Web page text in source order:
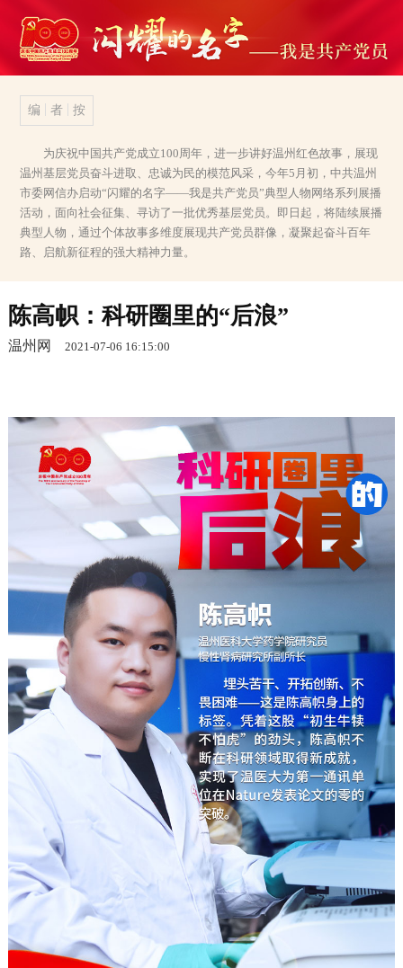
编 者 按
为庆祝中国共产党成立100周年，进一步讲好温州红色故事，展现
温州基层党员奋斗进取、忠诚为民的模范风采，今年5月初，中共温州
市委网信办启动“闪耀的名字——我是共产党员”典型人物网络系列展播
活动，面向社会征集、寻访了一批优秀基层党员。即日起，将陆续展播
典型人物，通过个体故事多维度展现共产党员群像，凝聚起奋斗百年
路、启航新征程的强大精神力量。
陈高帜：科研圈里的“后浪”
温州网 2021-07-06 16:15:00